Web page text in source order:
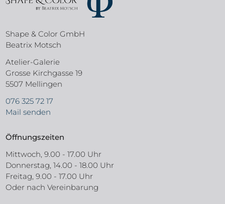
Shape & Color GmbH
Beatrix Motsch
Atelier-Galerie
Grosse Kirchgasse 19
5507 Mellingen
076 325 72 17
Mail senden
Öffnungszeiten
Mittwoch, 9.00 - 17.00 Uhr
Donnerstag, 14.00 - 18.00 Uhr
Freitag, 9.00 - 17.00 Uhr
Oder nach Vereinbarung